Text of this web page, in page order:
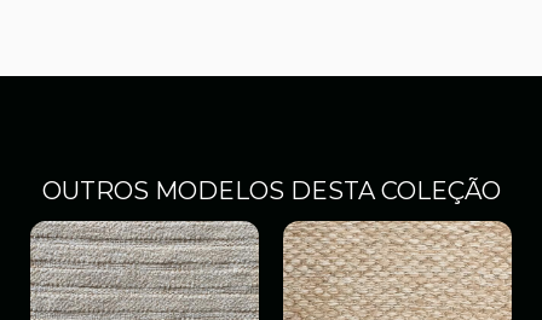
OUTROS MODELOS DESTA COLEÇÃO